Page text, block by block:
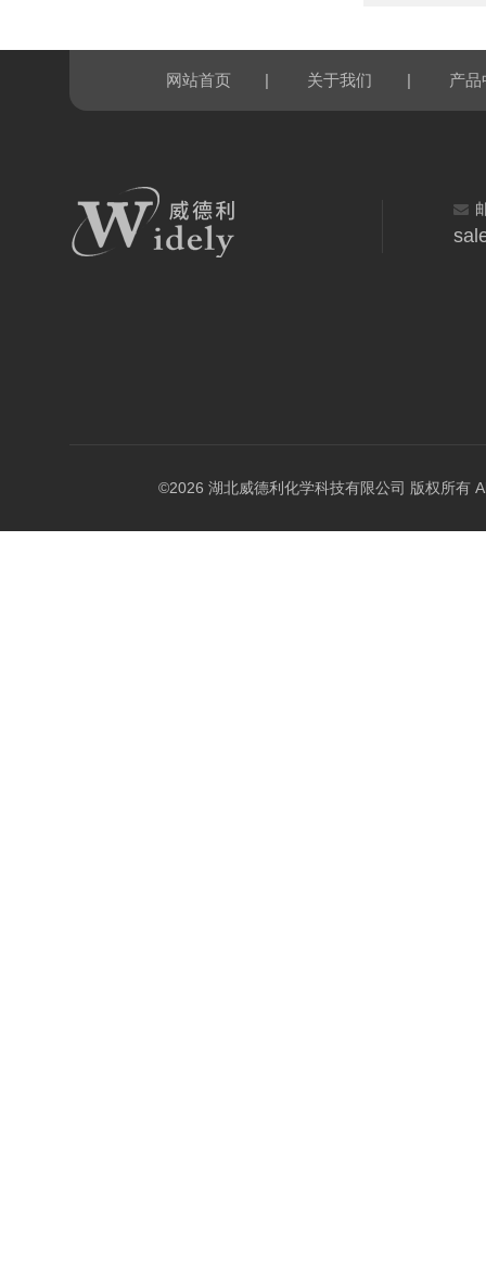
网站首页 | 关于我们 | 产品
©2026 湖北威德利化学科技有限公司 版权所有